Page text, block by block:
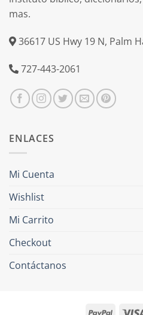
mas.
36617 US Hwy 19 N, Palm
727-443-2061
ENLACES
Mi Cuenta
Wishlist
Mi Carrito
Checkout
Contáctanos
PayPal